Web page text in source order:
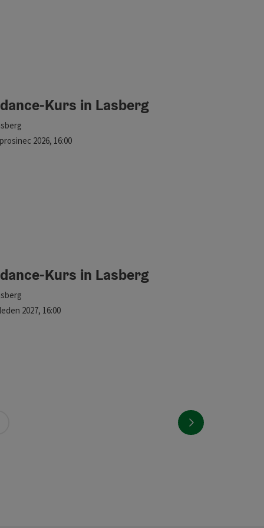
Kurs in Lasberg
termín
prosinec 2026, 16:00
Kurs in Lasberg
termín
leden 2027, 16:00
na předchozí